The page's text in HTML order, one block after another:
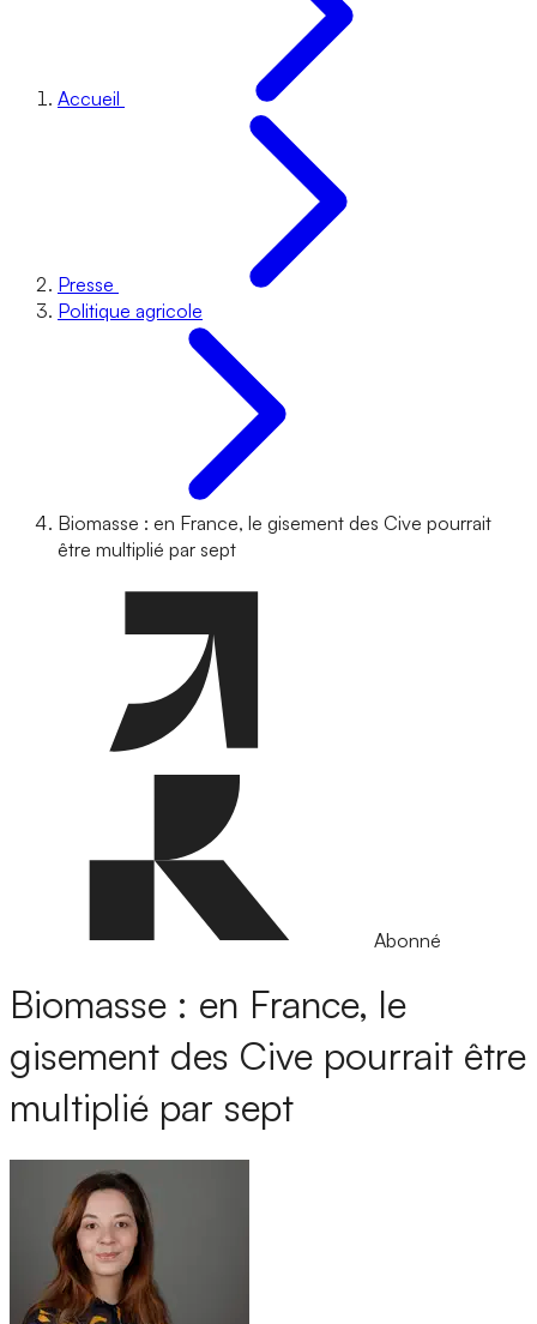
Accueil
Presse
Politique agricole
Biomasse : en France, le gisement des Cive pourrait
être multiplié par sept
Abonné
Biomasse : en France, le
gisement des Cive pourrait être
multiplié par sept